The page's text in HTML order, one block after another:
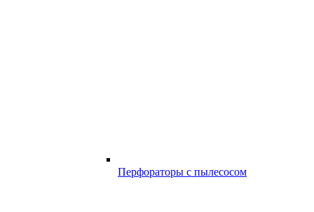
Перфораторы с пылесосом